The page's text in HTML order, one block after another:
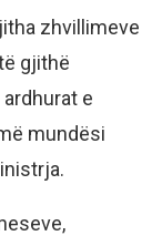
zhvillimeve
gjithë
e
mundësi